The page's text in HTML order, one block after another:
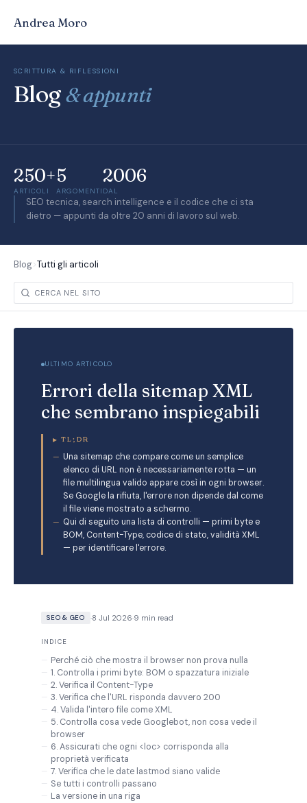
Andrea Moro
SCRITTURA & RIFLESSIONI
Blog& appunti
250+
ARTICOLI
5
ARGOMENTI
2006
DAL
SEO tecnica, search intelligence e il codice che ci sta
dietro — appunti da oltre 20 anni di lavoro sul web.
Blog>Tutti gli articoli
ULTIMO ARTICOLO
Errori della sitemap XML
che sembrano inspiegabili
▸ TL;DR
Una sitemap che compare come un semplice
elenco di URL non è necessariamente rotta — un
file multilingua valido appare così in ogni browser.
Se Google la rifiuta, l'errore non dipende dal come
il file viene mostrato a schermo.
Qui di seguito una lista di controlli — primi byte e
BOM, Content-Type, codice di stato, validità XML
— per identificare l'errore.
SEO & GEO ·8 Jul 2026·9 min read
INDICE
Perché ciò che mostra il browser non prova nulla
1. Controlla i primi byte: BOM o spazzatura iniziale
2. Verifica il Content-Type
3. Verifica che l'URL risponda davvero 200
4. Valida l'intero file come XML
5. Controlla cosa vede Googlebot, non cosa vede il
browser
6. Assicurati che ogni <loc> corrisponda alla
proprietà verificata
7. Verifica che le date lastmod siano valide
Se tutti i controlli passano
La versione in una riga